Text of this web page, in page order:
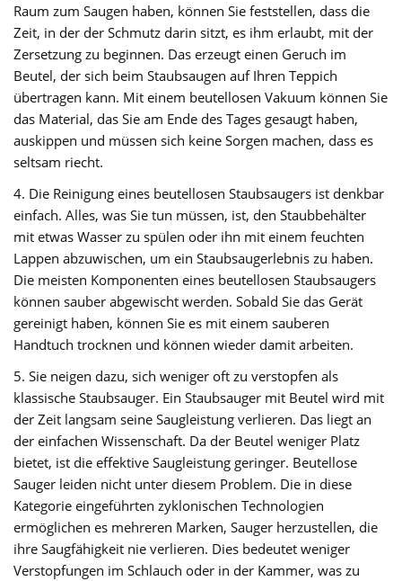
Raum zum Saugen haben, können Sie feststellen, dass die
Zeit, in der der Schmutz darin sitzt, es ihm erlaubt, mit der
Zersetzung zu beginnen. Das erzeugt einen Geruch im
Beutel, der sich beim Staubsaugen auf Ihren Teppich
übertragen kann. Mit einem beutellosen Vakuum können Sie
das Material, das Sie am Ende des Tages gesaugt haben,
auskippen und müssen sich keine Sorgen machen, dass es
seltsam riecht.
4. Die Reinigung eines beutellosen Staubsaugers ist denkbar
einfach. Alles, was Sie tun müssen, ist, den Staubbehälter
mit etwas Wasser zu spülen oder ihn mit einem feuchten
Lappen abzuwischen, um ein Staubsaugerlebnis zu haben.
Die meisten Komponenten eines beutellosen Staubsaugers
können sauber abgewischt werden. Sobald Sie das Gerät
gereinigt haben, können Sie es mit einem sauberen
Handtuch trocknen und können wieder damit arbeiten.
5. Sie neigen dazu, sich weniger oft zu verstopfen als
klassische Staubsauger. Ein Staubsauger mit Beutel wird mit
der Zeit langsam seine Saugleistung verlieren. Das liegt an
der einfachen Wissenschaft. Da der Beutel weniger Platz
bietet, ist die effektive Saugleistung geringer. Beutellose
Sauger leiden nicht unter diesem Problem. Die in diese
Kategorie eingeführten zyklonischen Technologien
ermöglichen es mehreren Marken, Sauger herzustellen, die
ihre Saugfähigkeit nie verlieren. Dies bedeutet weniger
Verstopfungen im Schlauch oder in der Kammer, was zu